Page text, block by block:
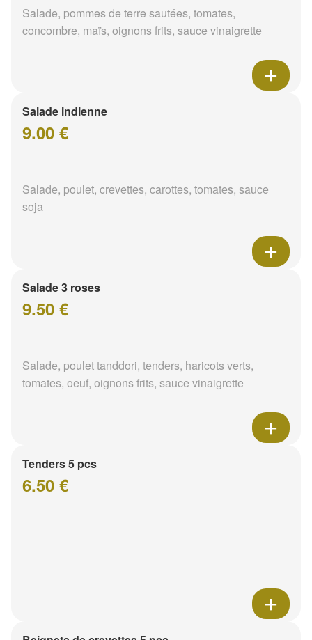
Salade, pommes de terre sautées, tomates,
concombre, maïs, oignons frits, sauce vinaigrette
Salade indienne
9.00 €
Salade, poulet, crevettes, carottes, tomates, sauce
soja
Salade 3 roses
9.50 €
Salade, poulet tanddori, tenders, haricots verts,
tomates, oeuf, oignons frits, sauce vinaigrette
Tenders 5 pcs
6.50 €